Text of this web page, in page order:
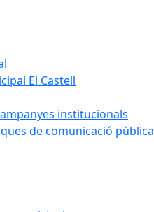
El Castell
institucionals
de comunicació pública